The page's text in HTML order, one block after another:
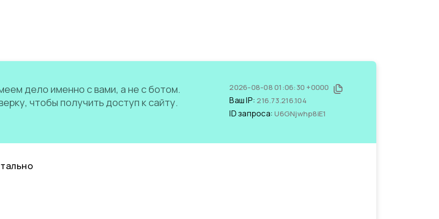
дело именно с вами, а не с ботом.
чтобы получить доступ к сайту.
2026-08-08 01:06:30 +0000
Ваш IP:216.73.216.104
ID запроса:U6GNjwhp8iE1